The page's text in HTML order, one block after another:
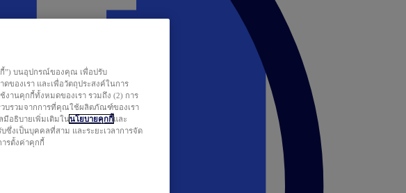
กี้”) บนอุปกรณ์ของคุณ เพื่อปรับ
ของเรา และเพื่อวัตถุประสงค์ในการ
งานคุกกี้ทั้งหมดของเรา รวมถึง (2) การ
บรวมจากการที่คุณใช้ผลิตภัณฑ์ของเรา
มีอธิบายเพิ่มเติมในนโยบายคุกกี้และ
ซึ่งเป็นบุคคลที่สาม และระยะเวลาการจัด
รตั้งค่าคุกกี้